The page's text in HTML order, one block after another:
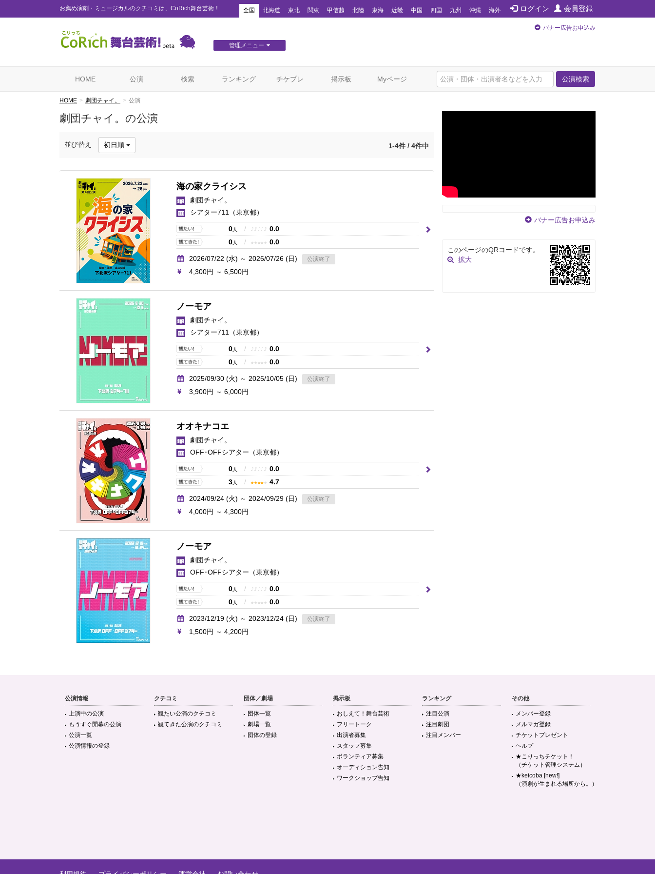
お薦め演劇・ミュージカルのクチコミは、CoRich舞台芸術！ ログイン 会員登録
全国 北海道 東北 関東 甲信越 北陸 東海 近畿 中国 四国 九州 沖縄 海外
管理メニュー
バナー広告お申込み
公演検索
HOME 公演 検索 ランキング チケプレ 掲示板 Myページ
HOME 劇団チャイ。 公演
劇団チャイ。の公演
並び替え 初日順 1-4件 / 4件中
海の家クライシス
劇団チャイ。
シアター711
（東京都）
0人 / ♪ ♪ ♪ ♪ ♪
0.0
0人 / ★ ★ ★ ★ ★ 0.0
2026/07/22 (水) ～ 2026/07/26 (日) 公演終了
4,300円 ～ 6,500円
ノーモア
劇団チャイ。
シアター711
（東京都）
0人 / ♪ ♪ ♪ ♪ ♪
0.0
0人 / ★ ★ ★ ★ ★ 0.0
2025/09/30 (火) ～ 2025/10/05 (日) 公演終了
3,900円 ～ 6,000円
オオキナコエ
劇団チャイ。
OFF･OFFシアター （東京都）
0人 / ♪ ♪ ♪ ♪ ♪
0.0
3人 / ★ ★ ★ ★ ★ 4.7
2024/09/24 (火) ～ 2024/09/29 (日) 公演終了
4,000円 ～ 4,300円
ノーモア
劇団チャイ。
OFF･OFFシアター （東京都）
0人 / ♪ ♪ ♪ ♪ ♪
0.0
0人 / ★ ★ ★ ★ ★ 0.0
2023/12/19 (火) ～ 2023/12/24 (日) 公演終了
1,500円 ～ 4,200円
バナー広告お申込み
このページのQRコードです。
拡大
公演情報
上演中の公演
もうすぐ開幕の公演
公演一覧
公演情報の登録
クチコミ
観たい公演のクチコミ
観てきた公演のクチコミ
団体／劇場
団体一覧
劇場一覧
団体の登録
掲示板
おしえて！舞台芸術
フリートーク
出演者募集
スタッフ募集
ボランティア募集
オーディション告知
ワークショップ告知
ランキング
注目公演
注目劇団
注目メンバー
その他
メンバー登録
メルマガ登録
チケットプレゼント
ヘルプ
★こりっちチケット！
（チケット管理システム）
★keicoba [new!]
（演劇が生まれる場所から。）